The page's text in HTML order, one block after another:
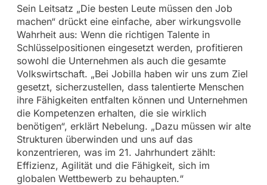
Sein Leitsatz „Die besten Leute müssen den Job
machen“ drückt eine einfache, aber wirkungsvolle
Wahrheit aus: Wenn die richtigen Talente in
Schlüsselpositionen eingesetzt werden, profitieren
sowohl die Unternehmen als auch die gesamte
Volkswirtschaft. „Bei Jobilla haben wir uns zum Ziel
gesetzt, sicherzustellen, dass talentierte Menschen
ihre Fähigkeiten entfalten können und Unternehmen
die Kompetenzen erhalten, die sie wirklich
benötigen“, erklärt Nebelung. „Dazu müssen wir alte
Strukturen überwinden und uns auf das
konzentrieren, was im 21. Jahrhundert zählt:
Effizienz, Agilität und die Fähigkeit, sich im
globalen Wettbewerb zu behaupten.“